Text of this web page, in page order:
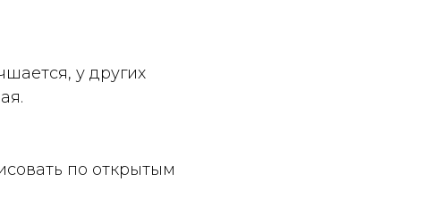
у других
по открытым